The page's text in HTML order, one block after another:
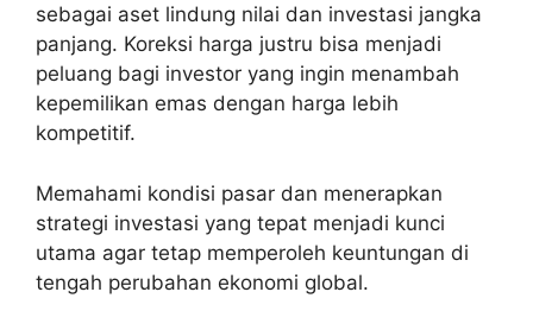
sebagai aset lindung nilai dan investasi jangka
panjang. Koreksi harga justru bisa menjadi
peluang bagi investor yang ingin menambah
kepemilikan emas dengan harga lebih
kompetitif.
Memahami kondisi pasar dan menerapkan
strategi investasi yang tepat menjadi kunci
utama agar tetap memperoleh keuntungan di
tengah perubahan ekonomi global.